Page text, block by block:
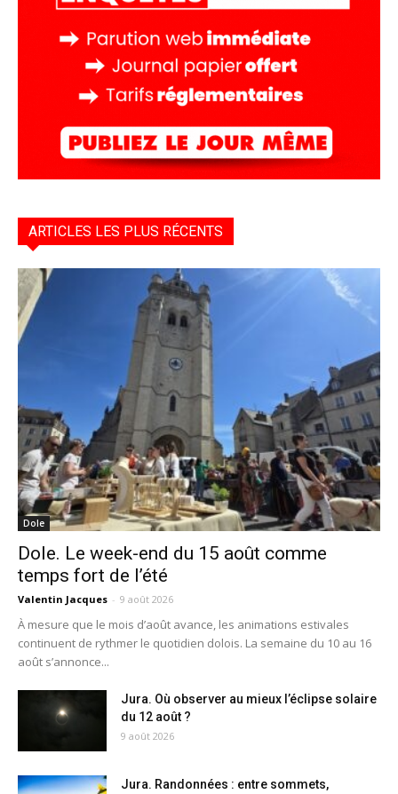
ARTICLES LES PLUS RÉCENTS
Dole
Dole. Le week-end du 15 août comme
temps fort de l’été
Valentin Jacques - 9 août 2026
À mesure que le mois d’août avance, les animations estivales
continuent de rythmer le quotidien dolois. La semaine du 10 au 16
août s’annonce...
Jura. Où observer au mieux l’éclipse solaire
du 12 août ?
9 août 2026
Jura. Randonnées : entre sommets,